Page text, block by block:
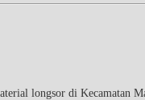
longsor di Kecamatan